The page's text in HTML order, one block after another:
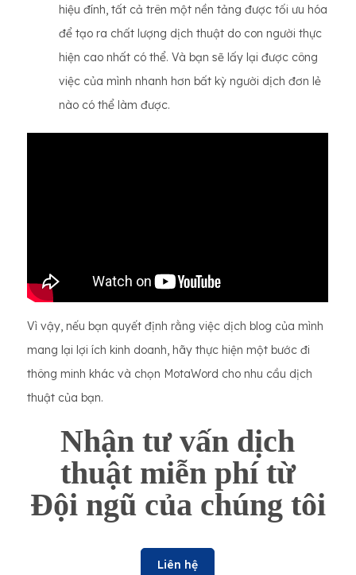
hiệu đính, tất cả trên một nền tảng được tối ưu hóa
để tạo ra chất lượng dịch thuật do con người thực
hiện cao nhất có thể. Và bạn sẽ lấy lại được công
việc của mình nhanh hơn bất kỳ người dịch đơn lẻ
nào có thể làm được.
Vì vậy, nếu bạn quyết định rằng việc dịch blog của mình
mang lại lợi ích kinh doanh, hãy thực hiện một bước đi
thông minh khác và chọn MotaWord cho nhu cầu dịch
thuật của bạn.
Nhận tư vấn dịch
thuật miễn phí từ
Đội ngũ của chúng tôi
Liên hệ